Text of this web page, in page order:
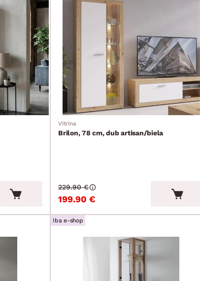
Vitrína
Brilon, 78 cm, dub artisan/biela
199.90 €
229.90 €
Iba e-shop